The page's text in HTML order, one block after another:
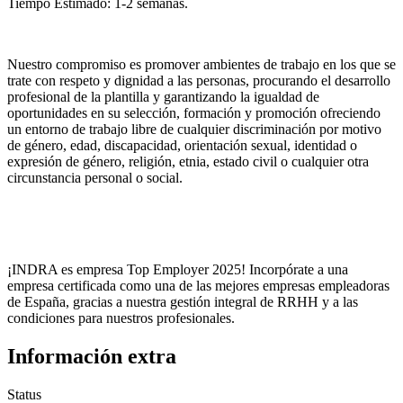
Tiempo Estimado: 1-2 semanas.
Nuestro compromiso es promover ambientes de trabajo en los que se
trate con respeto y dignidad a las personas, procurando el desarrollo
profesional de la plantilla y garantizando la igualdad de
oportunidades en su selección, formación y promoción ofreciendo
un entorno de trabajo libre de cualquier discriminación por motivo
de género, edad, discapacidad, orientación sexual, identidad o
expresión de género, religión, etnia, estado civil o cualquier otra
circunstancia personal o social.
¡INDRA es empresa Top Employer 2025! Incorpórate a una
empresa certificada como una de las mejores empresas empleadoras
de España, gracias a nuestra gestión integral de RRHH y a las
condiciones para nuestros profesionales.
Información extra
Status